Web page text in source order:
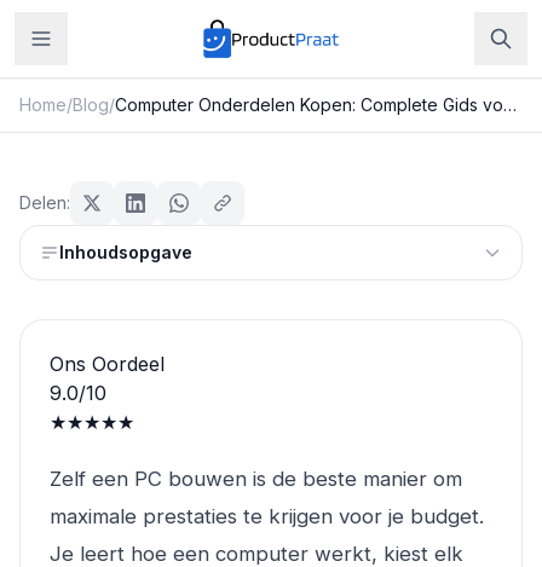
Home/Blog/ Computer Onderdelen Kopen: Complete Gids voor PC Bouwers (2026)
Computer Onderdelen Kopen:
Complete Gids voor PC Bouwers
(2026)
Redactie ProductPraat
Delen:
Inhoudsopgave
Ons Oordeel
9.0/10
★★★★★
Zelf een PC bouwen is de beste manier om
maximale prestaties te krijgen voor je budget.
Je leert hoe een computer werkt, kiest elk